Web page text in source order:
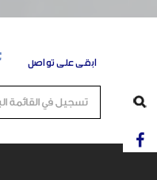
ابقى على تواصل